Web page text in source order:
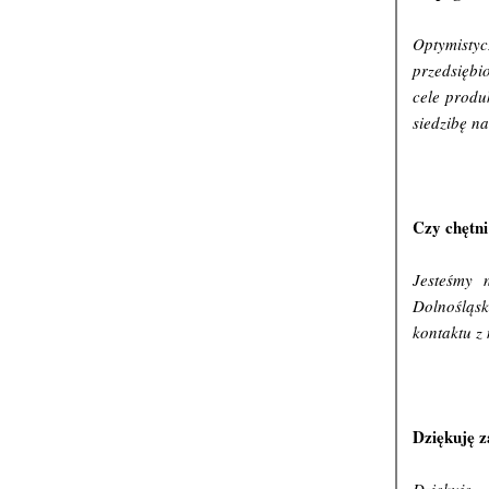
cele
siedzibę
Czy
kontaktu z
Dziękuję